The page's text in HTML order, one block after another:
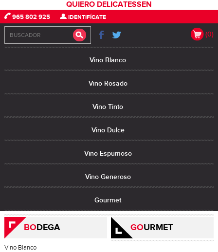
965 802 925 IDENTIFÍCATE
(0)
Vino Blanco
Vino Rosado
Vino Tinto
Vino Dulce
Vino Espumoso
Vino Generoso
Gourmet
QUIERO DELICATESSEN
BODEGA
Vino Blanco
GOURMET